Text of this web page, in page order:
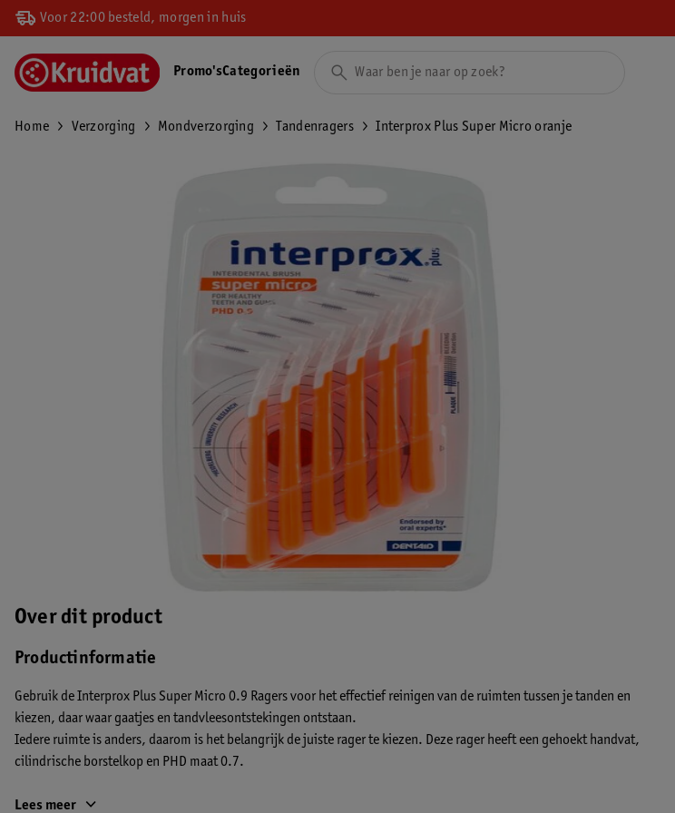
Voor 22:00 besteld, morgen in huis
Promo'sCategorieën
Home Verzorging Mondverzorging Tandenragers Interprox Plus Super Micro oranje
Over dit product
Productinformatie
Gebruik de Interprox Plus Super Micro 0.9 Ragers voor het effectief reinigen van de ruimten tussen je tanden en
kiezen, daar waar gaatjes en tandvleesontstekingen ontstaan.
Iedere ruimte is anders, daarom is het belangrijk de juiste rager te kiezen. Deze rager heeft een gehoekt handvat,
cilindrische borstelkop en PHD maat 0.7.
De voordelen van de Interprox Plus Super Micro 0.9 Ragers:
Lees meer